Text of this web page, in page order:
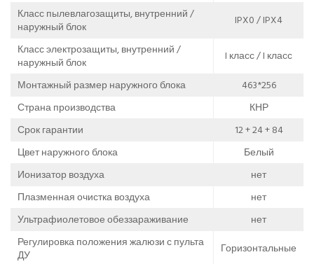
Класс пылевлагозащиты, внутренний /
наружный блок
IPX0 / IPX4
Класс электрозащиты, внутренний /
наружный блок
I класс / I класс
Монтажный размер наружного блока
463*256
Страна производства
КНР
Срок гарантии
12 + 24 + 84
Цвет наружного блока
Белый
Ионизатор воздуха
нет
Плазменная очистка воздуха
нет
Ультрафиолетовое обеззараживание
нет
Регулировка положения жалюзи с пульта
ДУ
Горизонтальные